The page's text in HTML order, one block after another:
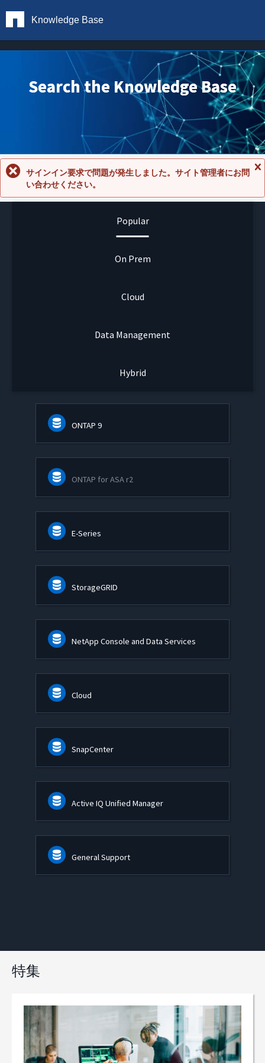
Knowledge Base
Search the Knowledge Base
セ
サインイン要求で問題が発生しました。サイト管理者にお問
い合わせください。
Popular
On Prem
Cloud
Data Management
Hybrid
ONTAP 9
ONTAP for ASA r2
E-Series
StorageGRID
NetApp Console and Data Services
Cloud
SnapCenter
Active IQ Unified Manager
General Support
特集